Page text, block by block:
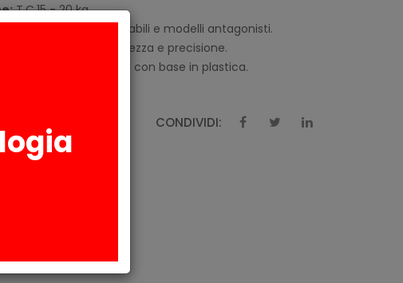
T.C.15 - 20 kg
duro per monconi sfilabili e modelli antagonisti.
offre un elevata durezza e precisione.
lo sviluppo di modelli con base in plastica.
CONDIVIDI: